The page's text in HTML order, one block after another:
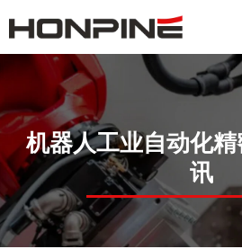
机器人工业自动化
讯